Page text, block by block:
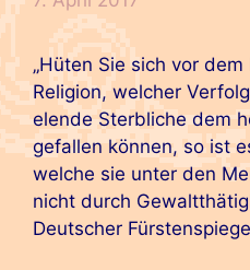
„Hüten Sie sich vor
Religion, welcher
elende Sterbliche dem
gefallen können, so ist
welche sie unter den
nicht durch
Deutscher